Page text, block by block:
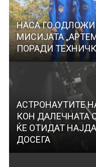
НАСА ГО
МИСИЈАТА
ПОРАДИ
АСТРОНАУТИТЕ
КОН ДАЛЕЧНАТА
ЌЕ ОТИДАТ
ДОСЕГА